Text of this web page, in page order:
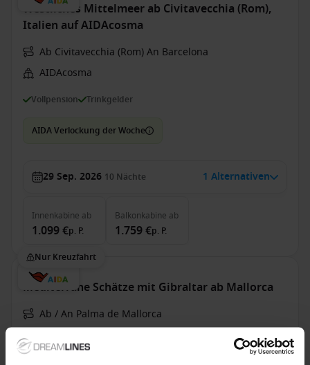
Westliches Mittelmeer ab Civitavecchia (Rom),
Italien auf AIDAcosma
Ab Civitavecchia (Rom) An Barcelona
AIDAcosma
Vollpension Trinkgelder
AIDA Verlockung der Woche
29 Sep. 2026 10 Nächte 1 Alternativen
Innenkabine ab
1.099 €p. P.
Balkonkabine ab
1.759 €p. P.
Nur Kreuzfahrt
Mediterrane Schätze mit Gibraltar ab Mallorca
Ab / An Palma de Mallorca